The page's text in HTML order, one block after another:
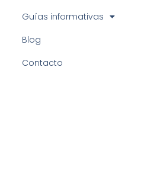
Guías informativas
Blog
Contacto